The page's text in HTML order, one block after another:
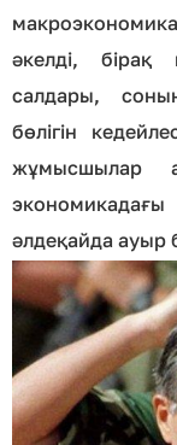
әкелді, бірақ
салдары,
бөлігін
жұмысшылар
әлдеқайда ауыр